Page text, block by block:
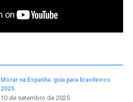
Morar na Espanha: guia para brasileiros
2025
10 de setembro de 2025